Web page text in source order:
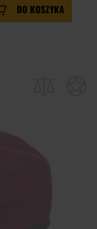
DO KOSZYKA